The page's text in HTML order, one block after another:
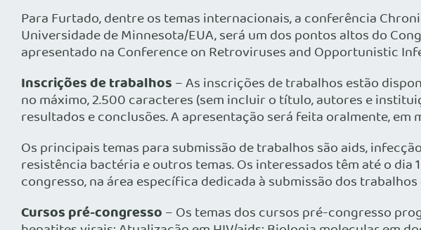
Para Furtado, dentre os temas internacionais, a conferência
Universidade de Minnesota/EUA, será um dos pontos altos do
apresentado na Conference on Retroviruses and Opportunistic
Inscrições de trabalhos – As inscrições de trabalhos estão
no máximo, 2.500 caracteres (sem incluir o título, autores e
resultados e conclusões. A apresentação será feita oralmente, em
Os principais temas para submissão de trabalhos são aids,
resistência bactéria e outros temas. Os interessados têm até o
congresso, na área específica dedicada à submissão dos
Cursos pré-congresso – Os temas dos cursos pré-congresso